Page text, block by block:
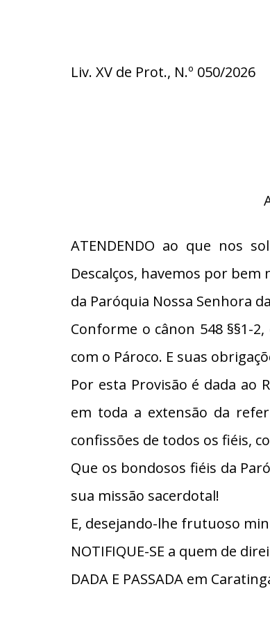
Liv. XV de Prot., N.º 050/2026
ATENDENDO ao que nos
Descalços, havemos por bem
da Paróquia Nossa Senhora
Conforme o cânon 548 §§1-
com o Pároco. E suas
Por esta Provisão é dada ao
em toda a extensão da
confissões de todos os fiéis,
Que os bondosos fiéis da
sua missão sacerdotal!
E, desejando-lhe frutuoso
NOTIFIQUE-SE a quem de
DADA E PASSADA em